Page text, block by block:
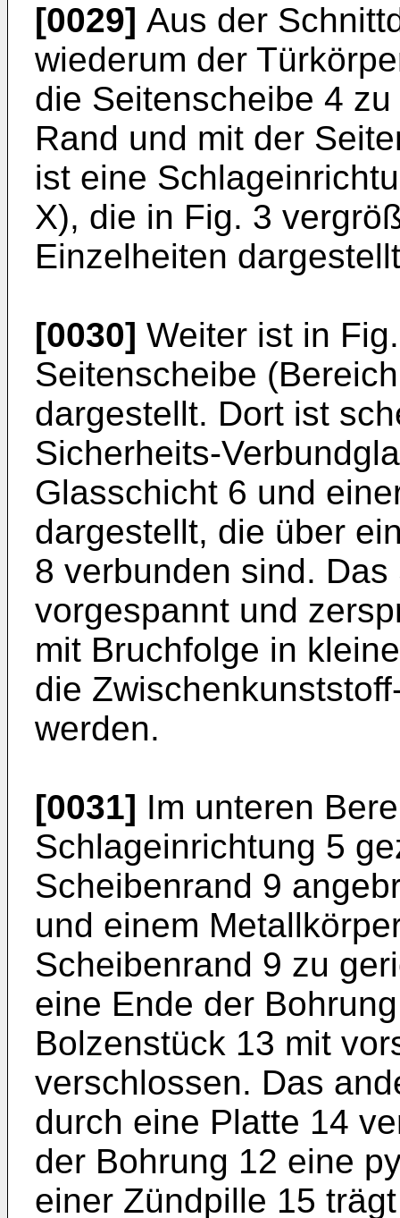
[0029] Aus der
wiederum der
die Seitenscheibe 4
Rand und mit der
ist eine
X), die in Fig. 3
Einzelheiten
[0030] Weiter ist in
Seitenscheibe
dargestellt. Dort ist
Sicherheits-
Glasschicht 6 und
dargestellt, die über
8 verbunden sind.
vorgespannt und
mit Bruchfolge in
die
werden.
[0031] Im unteren
Schlageinrichtung 5
Scheibenrand 9
und einem
Scheibenrand 9 zu
eine Ende der
Bolzenstück 13 mit
verschlossen. Das
durch eine Platte 14
der Bohrung 12 eine
einer Zündpille 15